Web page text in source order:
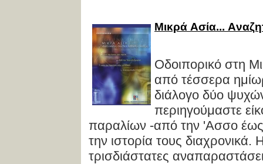
Mικρά Aσία...
Οδοιπορικό στη
από τέσσερα
διάλογο δύο
περιηγούμαστε
παραλίων -από την 'Ασσο
την ιστορία τους διαχρονικά.
τρισδιάστατες